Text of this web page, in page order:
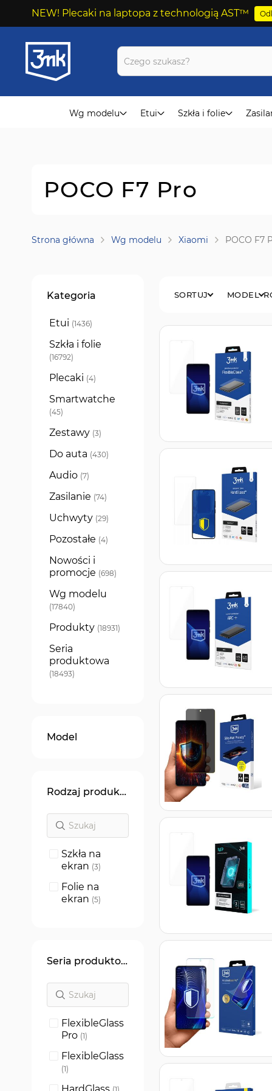
NEW! Plecaki na laptopa z technologią AST™
Przejdź
do
treści
Wg modelu Etui Szkła i folie
POCO F7 Pro
Strona główna Wg modelu Xiaomi POCO F7
MODEL
SORTUJ
Kategoria
Etui 1436
produkty
Szkła i folie
16792
produkty
Plecaki 4
produkty
Smartwatche
45
produkty
Zestawy 3
produkty
Do auta 430
produkty
Audio 7
produkty
Zasilanie 74
produkty
Uchwyty 29
produkty
Pozostałe 4
produkty
Nowości i
promocje 698
produkty
Wg modelu
17840
produkty
Produkty 18931
produkty
Seria
produktowa
18493
produkty
Model
Rodzaj produktu
Szkła na
ekran 3
produkty
Folie na
ekran 5
produkty
Seria produktowa
FlexibleGlass
Pro 1
produkt
FlexibleGlass
1
produkt
produkt